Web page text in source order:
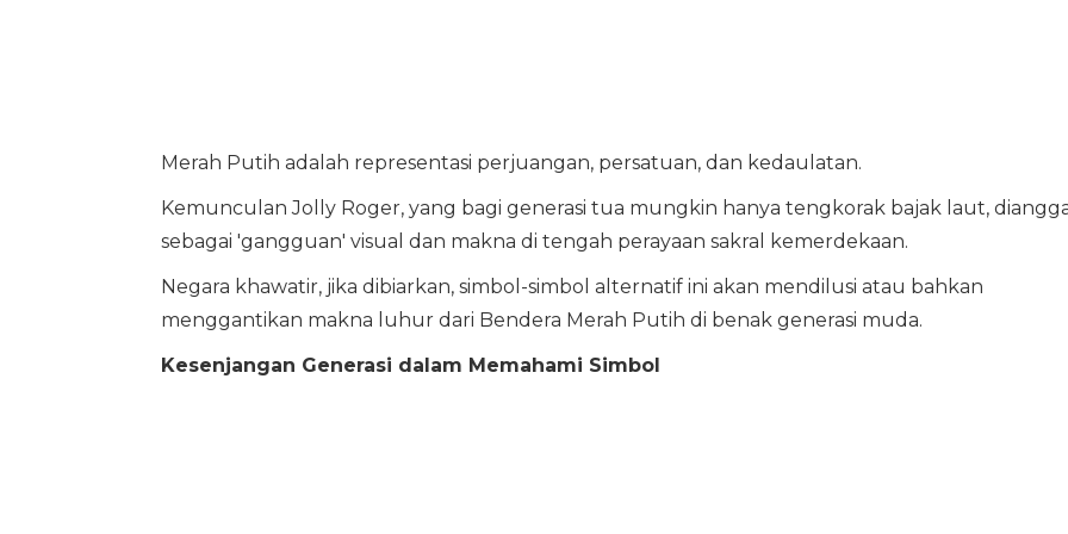
Merah Putih adalah representasi perjuangan, persatuan, dan kedaulatan.
Kemunculan Jolly Roger, yang bagi generasi tua mungkin hanya tengkorak bajak laut,
sebagai 'gangguan' visual dan makna di tengah perayaan sakral kemerdekaan.
Negara khawatir, jika dibiarkan, simbol-simbol alternatif ini akan mendilusi atau bahkan
menggantikan makna luhur dari Bendera Merah Putih di benak generasi muda.
Kesenjangan Generasi dalam Memahami Simbol